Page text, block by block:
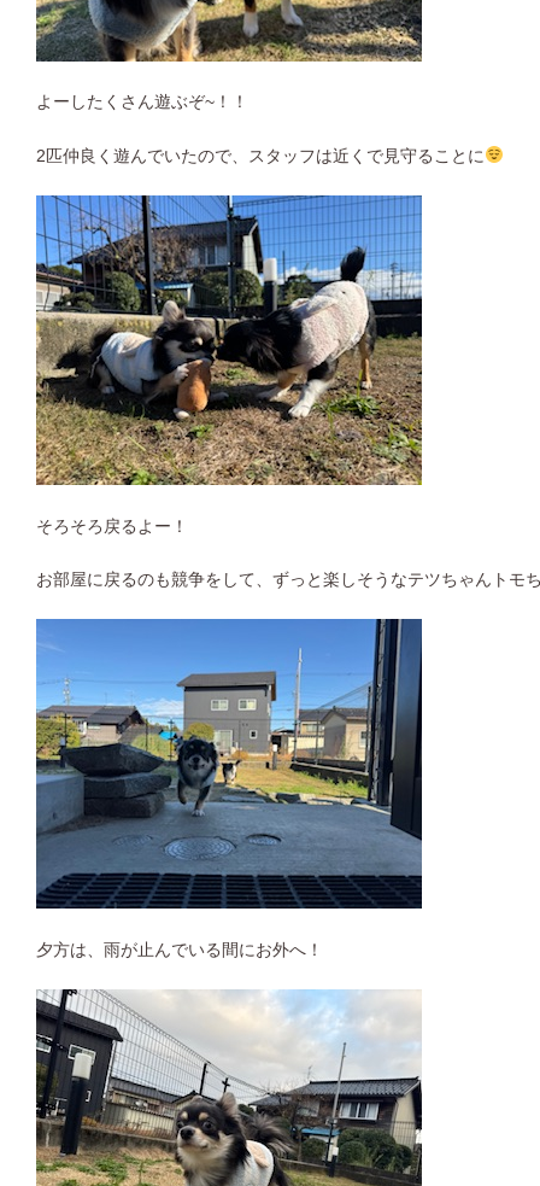
よーしたくさん遊ぶぞ~！！
2匹仲良く遊んでいたので、スタッフは近くで見守ることに
そろそろ戻るよー！
お部屋に戻るのも競争をして、ずっと楽しそうなテツちゃんトモ
夕方は、雨が止んでいる間にお外へ！